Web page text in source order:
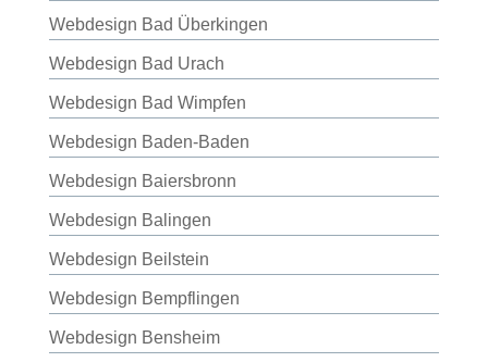
Webdesign Bad Überkingen
Webdesign Bad Urach
Webdesign Bad Wimpfen
Webdesign Baden-Baden
Webdesign Baiersbronn
Webdesign Balingen
Webdesign Beilstein
Webdesign Bempflingen
Webdesign Bensheim